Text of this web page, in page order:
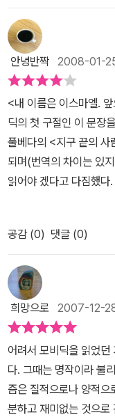
헤아릴 수도 없이 끝이
관점과 미시적 관점을
다. 다음에 읽을 때는 어
읽어봐야겠다.
하기 위해 제 한몸 바치
라도 작은 것이라도 배려
노력할 것이다.
후손 퀴퀘크도 탑승하였
엘을 제외한 모든 사람
의 한낱 작은 복수심이
으니, 쓸데없는 욕심이
스타벅 일등 항해사같은
랫동안 살아나갈 수 있
지만, 그래도 고래들의
단지 인간이 만들어낸
몇 방울과 고기 몇 점을
으니 고래들이 불쌍할
고래가 생겨났을 것이
작품인 듯 하다. 모비 딕
다면 한 번 잡아보고 싶
에이허브 선장과 같이
기 목숨을 버리는 셈이
요한 것은 건강이자 생
진짜로 빛을 발휘할 수
기로 앞으로는 조심해
안녕반짝 2008-01-
<내 이름은 이스마엘.
딕의 첫 구절인 이 문장
풀베다의 <지구 끝의 사
되며(번역의 차이는 있
읽어야 겠다고 다짐했
지 묵은 체층이 내려가
던 모비 딕을 읽었다는
이었다. 책 속에 푹 빠져
날이었다. 빗소리와 바
척의 배라고 생각하자
나고 고래의 공격을 받
을 것이다. 내게 들리는
바다 한가운데서 만나
아하브 선장의 모비 딕
고 있었기에 공포는 내
공감 (0) 댓글 (0)
희망으로 2007-12-
어려서 모비딕을 읽었
다. 그때는 명작이라 불
즘은 질적으로나 양적
분하고 재미없는 것으로